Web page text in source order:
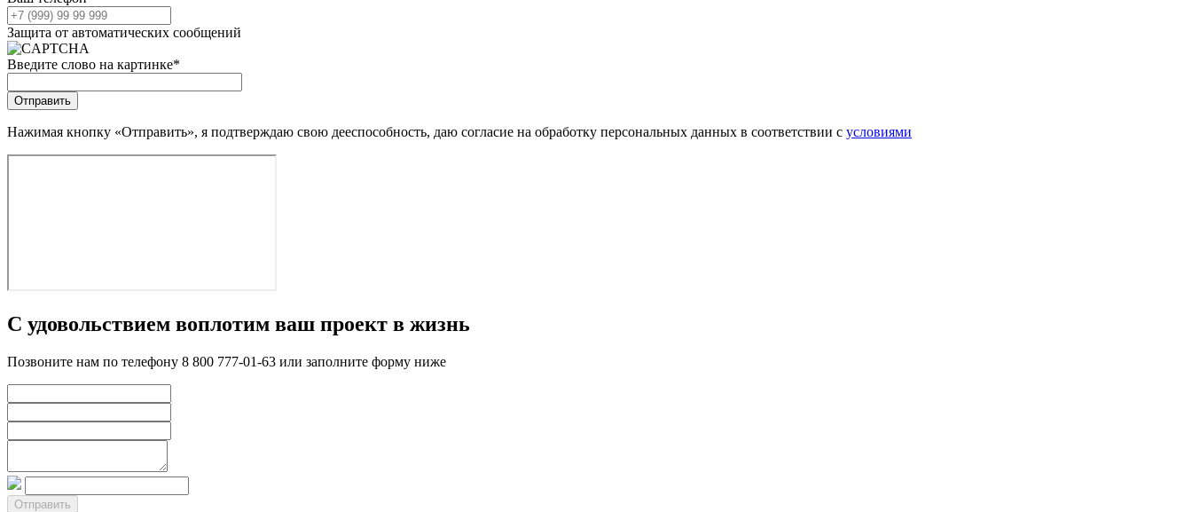
Защита от автоматических сообщений
Введите слово на картинке*
Нажимая кнопку «Отправить», я подтверждаю свою дееспособность, даю согласие на обработку персональных данных в соответствии с условиями
С удовольствием воплотим ваш проект в жизнь
Позвоните нам по телефону 8 800 777-01-63 или заполните форму ниже